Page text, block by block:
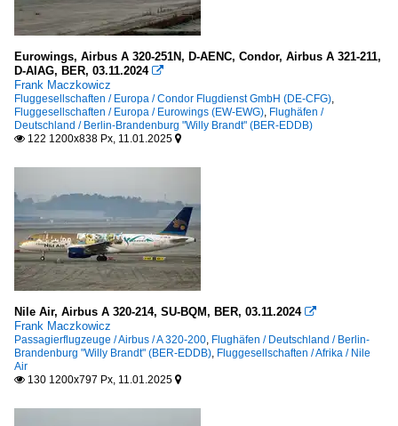
Eurowings, Airbus A 320-251N, D-AENC, Condor, Airbus A 321-211,
D-AIAG, BER, 03.11.2024 
Frank Maczkowicz
Fluggesellschaften / Europa / Condor Flugdienst GmbH (DE-CFG),
Fluggesellschaften / Europa / Eurowings (EW-EWG), Flughäfen /
Deutschland / Berlin-Brandenburg "Willy Brandt" (BER-EDDB)
 122 1200x838 Px, 11.01.2025 
Nile Air, Airbus A 320-214, SU-BQM, BER, 03.11.2024 
Frank Maczkowicz
Passagierflugzeuge / Airbus / A 320-200, Flughäfen / Deutschland / Berlin-
Brandenburg "Willy Brandt" (BER-EDDB), Fluggesellschaften / Afrika / Nile
Air
 130 1200x797 Px, 11.01.2025 